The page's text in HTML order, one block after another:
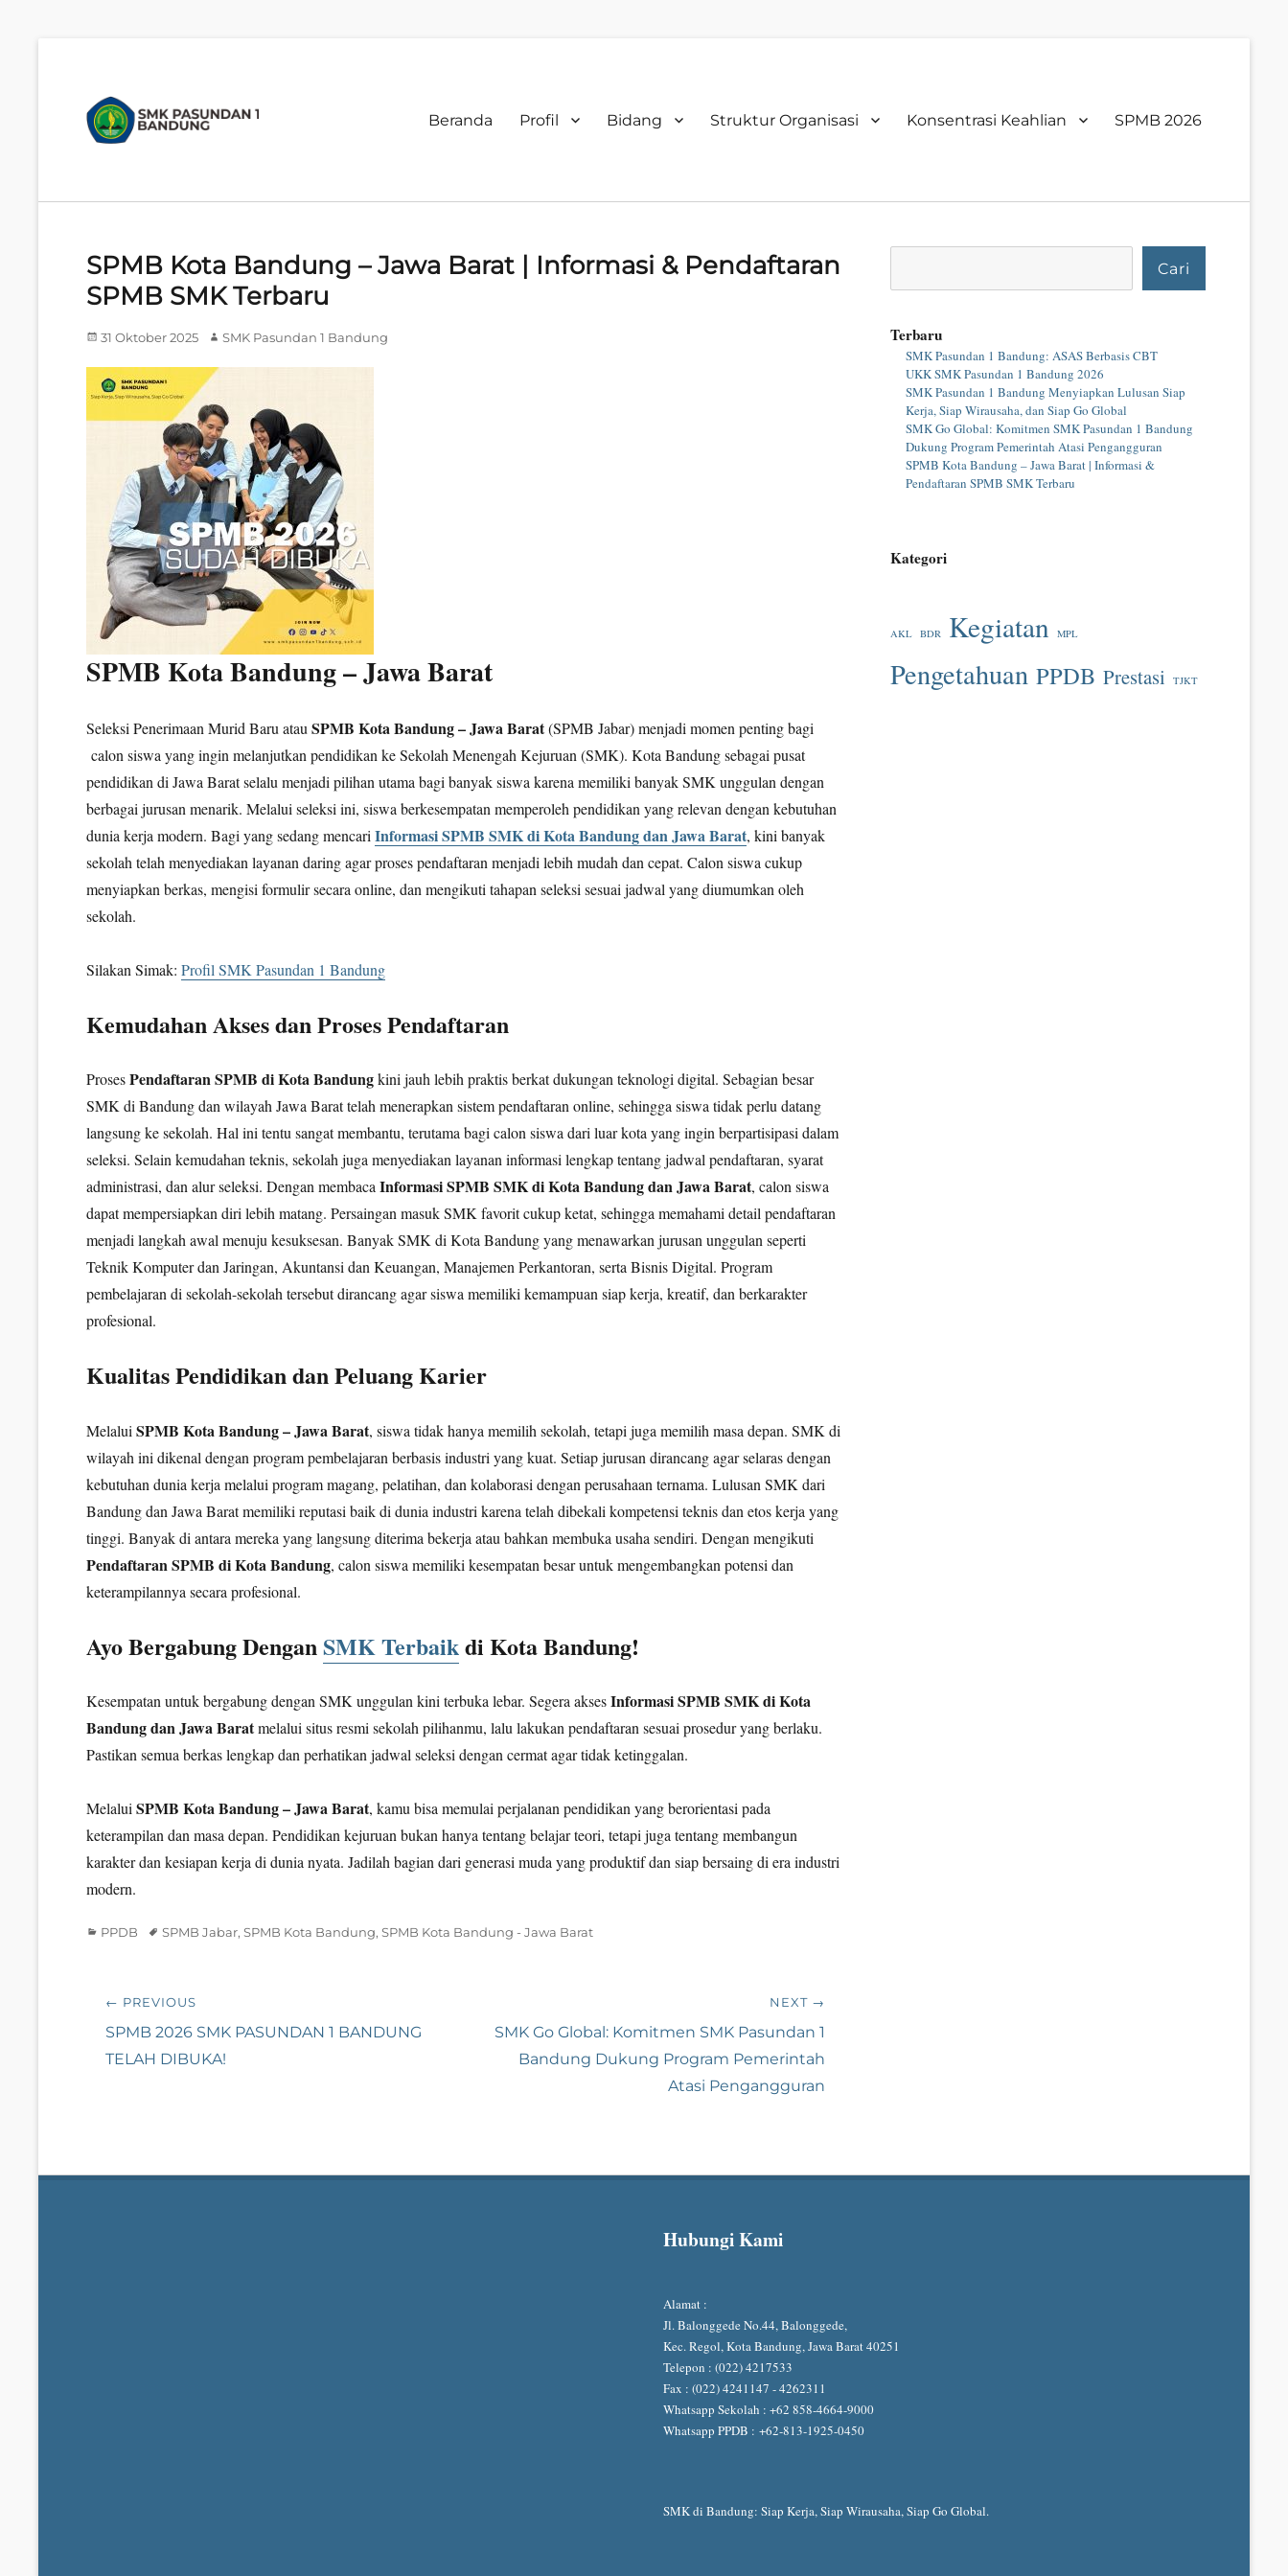
SMK
PASUNDAN
BANDUNG
Siap
Wirausaha.
Siap
Go
Global
Primary
Beranda Profil Bidang Struktur Organisasi Konsentrasi Keahlian SPMB 2026
SPMB Kota Bandung – Jawa Barat | Informasi & Pendaftaran
SPMB SMK Terbaru
Posted
31 Oktober 2025 Author
SMK Pasundan 1 Bandung
SPMB Kota Bandung – Jawa Barat
Seleksi Penerimaan Murid Baru atauSPMB Kota Bandung – Jawa Barat(SPMB Jabar) menjadi momen penting bagi
calon siswa yang ingin melanjutkan pendidikan ke Sekolah Menengah Kejuruan (SMK). Kota Bandung sebagai pusat
pendidikan di Jawa Barat selalu menjadi pilihan utama bagi banyak siswa karena memiliki banyak SMK unggulan dengan
berbagai jurusan menarik. Melalui seleksi ini, siswa berkesempatan memperoleh pendidikan yang relevan dengan kebutuhan
dunia kerja modern. Bagi yang sedang mencariInformasi SPMB SMK di Kota Bandung dan Jawa Barat, kini banyak
sekolah telah menyediakan layanan daring agar proses pendaftaran menjadi lebih mudah dan cepat. Calon siswa cukup
menyiapkan berkas, mengisi formulir secara online, dan mengikuti tahapan seleksi sesuai jadwal yang diumumkan oleh
sekolah.
Silakan Simak: Profil SMK Pasundan 1 Bandung
Kemudahan Akses dan Proses Pendaftaran
ProsesPendaftaran SPMB di Kota Bandungkini jauh lebih praktis berkat dukungan teknologi digital. Sebagian besar
SMK di Bandung dan wilayah Jawa Barat telah menerapkan sistem pendaftaran online, sehingga siswa tidak perlu datang
langsung ke sekolah. Hal ini tentu sangat membantu, terutama bagi calon siswa dari luar kota yang ingin berpartisipasi dalam
seleksi. Selain kemudahan teknis, sekolah juga menyediakan layanan informasi lengkap tentang jadwal pendaftaran, syarat
administrasi, dan alur seleksi. Dengan membacaInformasi SPMB SMK di Kota Bandung dan Jawa Barat, calon siswa
dapat mempersiapkan diri lebih matang. Persaingan masuk SMK favorit cukup ketat, sehingga memahami detail pendaftaran
menjadi langkah awal menuju kesuksesan. Banyak SMK di Kota Bandung yang menawarkan jurusan unggulan seperti
Teknik Komputer dan Jaringan, Akuntansi dan Keuangan, Manajemen Perkantoran, serta Bisnis Digital. Program
pembelajaran di sekolah-sekolah tersebut dirancang agar siswa memiliki kemampuan siap kerja, kreatif, dan berkarakter
profesional.
Kualitas Pendidikan dan Peluang Karier
Melalui SPMB Kota Bandung – Jawa Barat, siswa tidak hanya memilih sekolah, tetapi juga memilih masa depan. SMK di
wilayah ini dikenal dengan program pembelajaran berbasis industri yang kuat. Setiap jurusan dirancang agar selaras dengan
kebutuhan dunia kerja melalui program magang, pelatihan, dan kolaborasi dengan perusahaan ternama. Lulusan SMK dari
Bandung dan Jawa Barat memiliki reputasi baik di dunia industri karena telah dibekali kompetensi teknis dan etos kerja yang
tinggi. Banyak di antara mereka yang langsung diterima bekerja atau bahkan membuka usaha sendiri. Dengan mengikuti
Pendaftaran SPMB di Kota Bandung, calon siswa memiliki kesempatan besar untuk mengembangkan potensi dan
keterampilannya secara profesional.
Ayo Bergabung DenganSMK Terbaikdi Kota Bandung!
Kesempatan untuk bergabung dengan SMK unggulan kini terbuka lebar. Segera aksesInformasi SPMB SMK di Kota
Bandung dan Jawa Baratmelalui situs resmi sekolah pilihanmu, lalu lakukan pendaftaran sesuai prosedur yang berlaku.
Pastikan semua berkas lengkap dan perhatikan jadwal seleksi dengan cermat agar tidak ketinggalan.
Melalui SPMB Kota Bandung – Jawa Barat, kamu bisa memulai perjalanan pendidikan yang berorientasi pada
keterampilan dan masa depan. Pendidikan kejuruan bukan hanya tentang belajar teori, tetapi juga tentang membangun
karakter dan kesiapan kerja di dunia nyata. Jadilah bagian dari generasi muda yang produktif dan siap bersaing di era industri
modern.
Categories
PPDB TagsSPMB Jabar, SPMB Kota Bandung, SPMB Kota Bandung - Jawa Barat
Navigasi
pos
← PREVIOUS
Previous
post:
SPMB 2026 SMK PASUNDAN 1 BANDUNG
TELAH DIBUKA!
NEXT →
Next
post:
SMK Go Global: Komitmen SMK Pasundan 1
Bandung Dukung Program Pemerintah
Atasi Pengangguran
Cari
Terbaru
SMK Pasundan 1 Bandung: ASAS Berbasis CBT
UKK SMK Pasundan 1 Bandung 2026
SMK Pasundan 1 Bandung Menyiapkan Lulusan Siap
Kerja, Siap Wirausaha, dan Siap Go Global
SMK Go Global: Komitmen SMK Pasundan 1 Bandung
Dukung Program Pemerintah Atasi Pengangguran
SPMB Kota Bandung – Jawa Barat | Informasi &
Pendaftaran SPMB SMK Terbaru
Kategori
AKL BDR Kegiatan MPL
Pengetahuan PPDB Prestasi TJKT
Hubungi Kami
Alamat :
Jl. Balonggede No.44, Balonggede,
Kec. Regol, Kota Bandung, Jawa Barat 40251
Telepon : (022) 4217533
Fax : (022) 4241147 - 4262311
Whatsapp Sekolah : +62 858-4664-9000
Whatsapp PPDB : +62-813-1925-0450
SMK di Bandung: Siap Kerja, Siap Wirausaha, Siap Go Global.